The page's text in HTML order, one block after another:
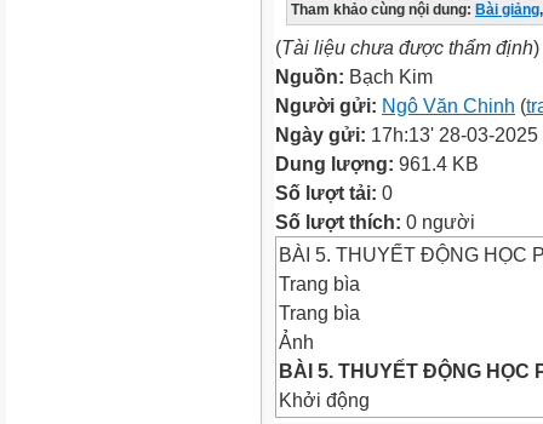
Tham khảo cùng nội dung: Bài giảng,
(Tài liệu chưa được thẩm định)
Nguồn: Bạch Kim
Người gửi: Ngô Văn Chinh (
Ngày gửi: 17h:13' 28-03-2025
Dung lượng: 961.4 KB
Số lượt tải: 0
Số lượt thích: 0 người
BÀI 5. THUYẾT ĐỘNG HỌC
Trang bìa
Trang bìa
Ảnh
BÀI 5. THUYẾT ĐỘNG HỌC
Khởi động